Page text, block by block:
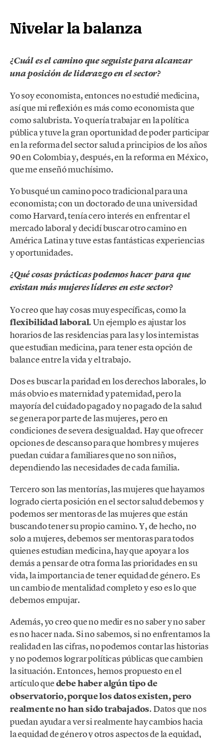
Nivelar la balanza
¿Cuál es el camino que seguiste para alcanzar
una posición de liderazgo en el sector?
Yo soy economista, entonces no estudié medicina,
así que mi reflexión es más como economista que
como salubrista. Yo quería trabajar en la política
pública y tuve la gran oportunidad de poder participar
en la reforma del sector salud a principios de los años
90 en Colombia y, después, en la reforma en México,
que me enseñó muchísimo.
Yo busqué un camino poco tradicional para una
economista; con un doctorado de una universidad
como Harvard, tenía cero interés en enfrentar el
mercado laboral y decidí buscar otro camino en
América Latina y tuve estas fantásticas experiencias
y oportunidades.
¿Qué cosas prácticas podemos hacer para que
existan más mujeres líderes en este sector?
Yo creo que hay cosas muy específicas, como la
flexibilidad laboral. Un ejemplo es ajustar los
horarios de las residencias para las y los internistas
que estudian medicina, para tener esta opción de
balance entre la vida y el trabajo.
Dos es buscar la paridad en los derechos laborales, lo
más obvio es maternidad y paternidad, pero la
mayoría del cuidado pagado y no pagado de la salud
se genera por parte de las mujeres, pero en
condiciones de severa desigualdad. Hay que ofrecer
opciones de descanso para que hombres y mujeres
puedan cuidar a familiares que no son niños,
dependiendo las necesidades de cada familia.
Tercero son las mentorías, las mujeres que hayamos
logrado cierta posición en el sector salud debemos y
podemos ser mentoras de las mujeres que están
buscando tener su propio camino. Y, de hecho, no
solo a mujeres, debemos ser mentoras para todos
quienes estudian medicina, hay que apoyar a los
demás a pensar de otra forma las prioridades en su
vida, la importancia de tener equidad de género. Es
un cambio de mentalidad completo y eso es lo que
debemos empujar.
Además, yo creo que no medir es no saber y no saber
es no hacer nada. Si no sabemos, si no enfrentamos la
realidad en las cifras, no podemos contar las historias
y no podemos lograr políticas públicas que cambien
la situación. Entonces, hemos propuesto en el
artículo quedebe haber algún tipo de
observatorio, porque los datos existen, pero
realmente no han sido trabajados. Datos que nos
puedan ayudar a ver si realmente hay cambios hacia
la equidad de género y otros aspectos de la equidad,